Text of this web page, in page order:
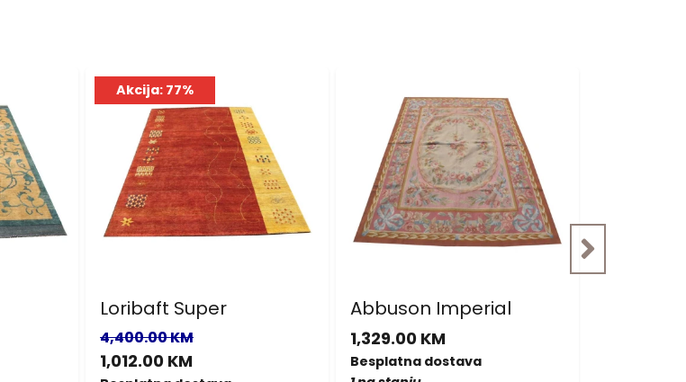
Akcija: 77%
Loribaft Super
4,400.00 KM
1,012.00 KM
Abbuson Imperial
1,329.00 KM
Besplatna dostava